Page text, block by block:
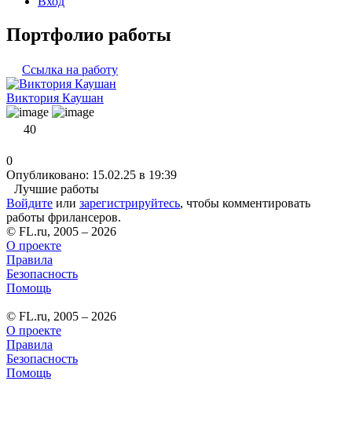
Портфолио работы
Ссылка на работу
Виктория Каушан
40
0
Опубликовано: 15.02.25 в 19:39
Лучшие работы
Войдите или зарегистрируйтесь, чтобы комментировать
работы фрилансеров.
© FL.ru, 2005 – 2026
О проекте
Правила
Безопасность
Помощь
© FL.ru, 2005 – 2026
О проекте
Правила
Безопасность
Помощь